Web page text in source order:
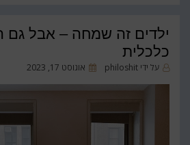
ילדים זה שמחה – אבל גם
כלכלית
על ידי philoshit
פורסםאוגוסט 17, 2023